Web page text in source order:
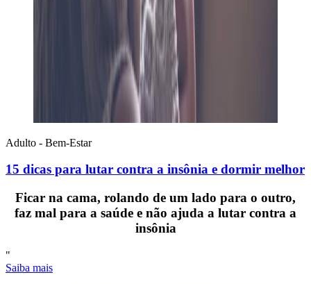
Adulto - Bem-Estar
15 dicas para lutar contra a insônia e dormir melhor
Ficar na cama, rolando de um lado para o outro,
faz mal para a saúde e não ajuda a lutar contra a
insônia
"
Saiba mais